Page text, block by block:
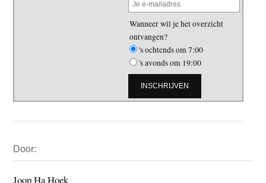
Wanneer wil je het overzicht
ontvangen?
's ochtends om 7:00
's avonds om 19:00
Sidebar
Door:
Joop Ha Hoek